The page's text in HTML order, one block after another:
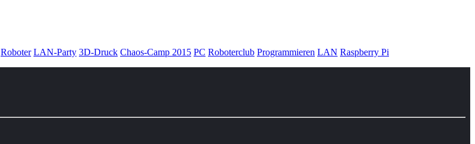
Roboter LAN-Party 3D-Druck Chaos-Camp 2015 PC Roboterclub Programmieren LAN Raspberry Pi